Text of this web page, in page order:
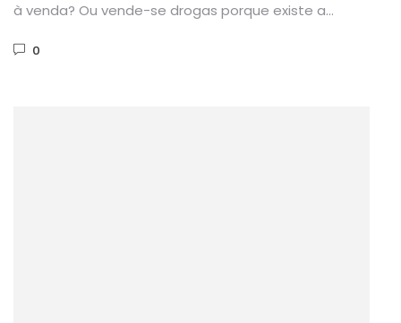
à venda? Ou vende-se drogas porque existe a
0